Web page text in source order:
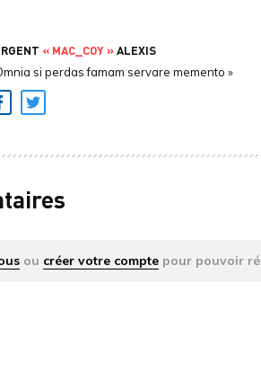
« MAC_COY »ALEXIS
si perdas famam servare memento »
Twitter
ou créer votre compte pour pouvoir